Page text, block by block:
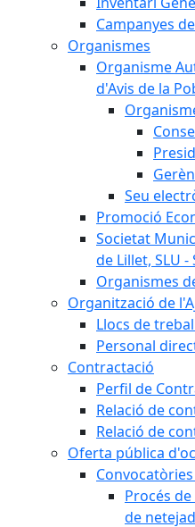
Campanyes
Organismes
Organisme
d'Avis de la
Seu
Promoció
Societat
de Lillet, SLU -
Organismes
Organització de
Llocs de
Personal
Contractació
Perfil de
Relació de
Relació de
Oferta pública
Procés
de